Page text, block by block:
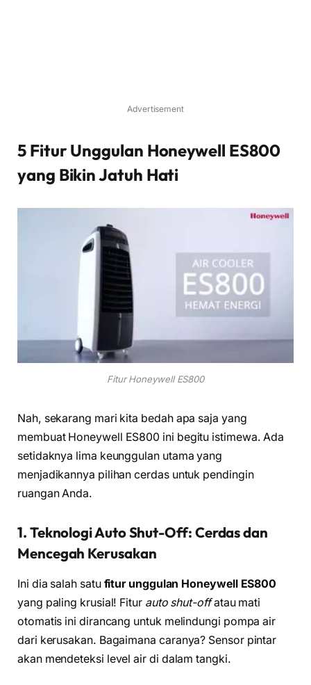
Advertisement
5 Fitur Unggulan Honeywell ES800
yang Bikin Jatuh Hati
Fitur Honeywell ES800
Nah, sekarang mari kita bedah apa saja yang
membuat Honeywell ES800 ini begitu istimewa. Ada
setidaknya lima keunggulan utama yang
menjadikannya pilihan cerdas untuk pendingin
ruangan Anda.
1. Teknologi Auto Shut-Off: Cerdas dan
Mencegah Kerusakan
Ini dia salah satu fitur unggulan Honeywell ES800
yang paling krusial! Fitur auto shut-offatau mati
otomatis ini dirancang untuk melindungi pompa air
dari kerusakan. Bagaimana caranya? Sensor pintar
akan mendeteksi level air di dalam tangki.